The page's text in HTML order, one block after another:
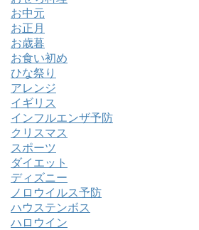
お中元
お正月
お歳暮
お食い初め
ひな祭り
アレンジ
イギリス
インフルエンザ予防
クリスマス
スポーツ
ダイエット
ディズニー
ノロウイルス予防
ハウステンボス
ハロウイン